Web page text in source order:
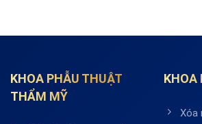
KHOA PHẪU THUẬT
THẨM MỸ
KHOA
Xóa